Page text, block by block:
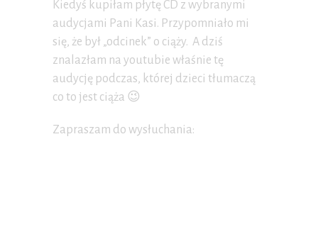
Kiedyś kupiłam płytę CD z wybranymi
audycjami Pani Kasi. Przypomniało mi
się, że był „odcinek” o ciąży. A dziś
znalazłam na youtubie właśnie tę
audycję podczas, której dzieci tłumaczą
co to jest ciąża 😉
Zapraszam do wysłuchania: